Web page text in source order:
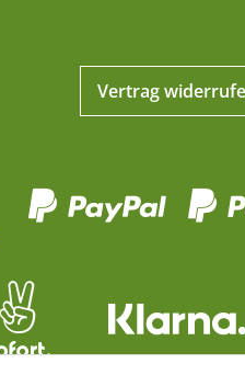
Vertrag